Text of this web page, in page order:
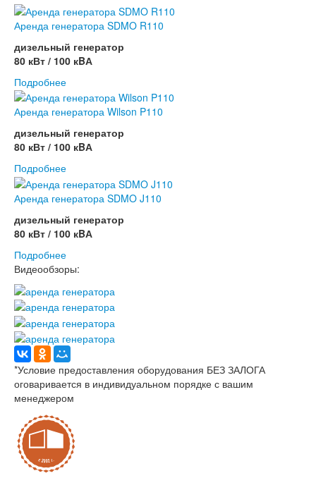
Аренда генератора SDMO R110
дизельный генератор
80 кВт / 100 кBА
Подробнее
Аренда генератора Wilson P110
дизельный генератор
80 кВт / 100 кBА
Подробнее
Аренда генератора SDMO J110
дизельный генератор
80 кВт / 100 кBА
Подробнее
Видеообзоры:
*Условие предоставления оборудования БЕЗ ЗАЛОГА
оговаривается в индивидуальном порядке с вашим
менеджером